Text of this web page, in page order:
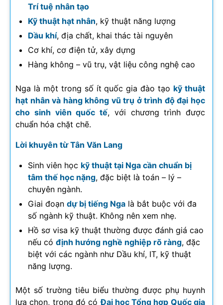
Trí tuệ nhân tạo
Kỹ thuật hạt nhân, kỹ thuật năng lượng
Dầu khí, địa chất, khai thác tài nguyên
Cơ khí, cơ điện tử, xây dựng
Hàng không – vũ trụ, vật liệu công nghệ cao
Nga là một trong số ít quốc gia đào tạo kỹ thuật
hạt nhân và hàng không vũ trụ ở trình độ đại học
cho sinh viên quốc tế, với chương trình được
chuẩn hóa chặt chẽ.
Lời khuyên từ Tân Văn Lang
Sinh viên học kỹ thuật tại Nga cần chuẩn bị
tâm thế học nặng, đặc biệt là toán – lý –
chuyên ngành.
Giai đoạn dự bị tiếng Nga là bắt buộc với đa
số ngành kỹ thuật. Không nên xem nhẹ.
Hồ sơ visa kỹ thuật thường được đánh giá cao
nếu có định hướng nghề nghiệp rõ ràng, đặc
biệt với các ngành như Dầu khí, IT, kỹ thuật
năng lượng.
Một số trường tiêu biểu thường được phụ huynh
lựa chọn, trong đó cóĐại học Tổng hợp Quốc gia